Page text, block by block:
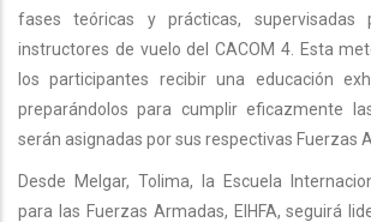
fases teóricas y prácticas,
instructores de vuelo del CACOM 4. Esta
los participantes recibir una educación
preparándolos para cumplir eficazmente
serán asignadas por sus respectivas Fuerzas
Desde Melgar, Tolima, la Escuela
para las Fuerzas Armadas, EIHFA, seguirá